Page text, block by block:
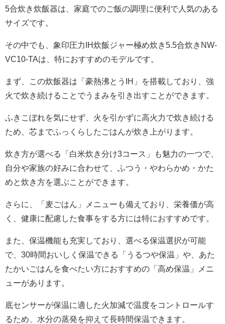
5合炊き炊飯器は、家庭でのご飯の調理に便利で人気のある
サイズです。
その中でも、象印圧力IH炊飯ジャー極め炊き5.5合炊きNW-
VC10-TAは、特におすすめのモデルです。
まず、この炊飯器は「豪熱沸とうIH」を搭載しており、強
火で炊き続けることでうまみを引き出すことができます。
ふきこぼれを気にせず、火を引かずに高火力で炊き続ける
ため、芯までふっくらしたごはんが炊き上がります。
炊き方が選べる「白米炊き分け3コース」も魅力の一つで、
自分や家族の好みに合わせて、ふつう・やわらかめ・かた
めと炊き方を選ぶことができます。
さらに、「麦ごはん」メニューも備えており、栄養価が高
く、健康に配慮した食事をする方には特におすすめです。
また、保温機能も充実しており、選べる保温選択が可能
で、30時間おいしく保温できる「うるつや保温」や、あた
たかいごはんを食べたい方におすすめの「高め保温」メニ
ューがあります。
底センサーが保温に適した火加減で温度をコントロールす
るため、水分の蒸発を抑えて長時間保温できます。